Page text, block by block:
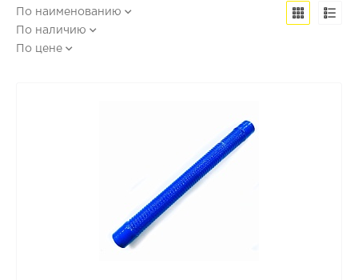
По наименованию
По наличию
По цене